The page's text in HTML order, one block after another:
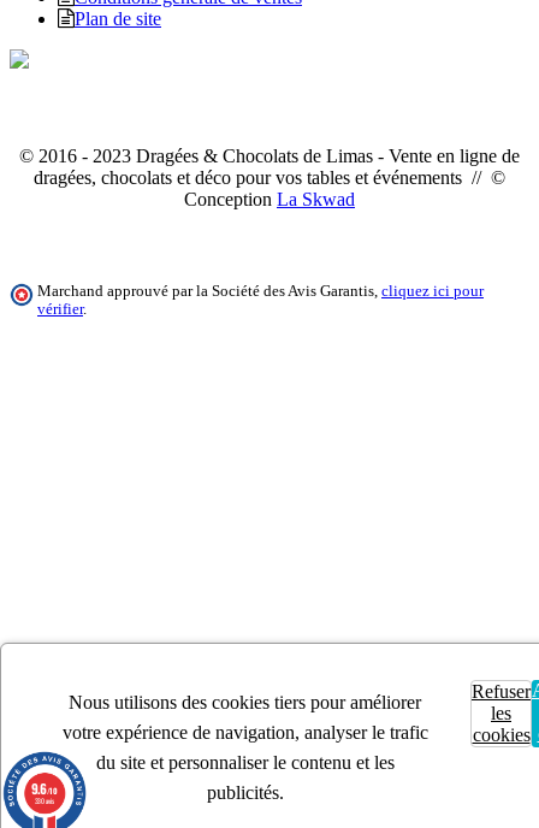
Plan de site
© 2016 - 2023 Dragées & Chocolats de Limas - Vente en ligne de
dragées, chocolats et déco pour vos tables et événements // ©
Conception La Skwad
Marchand approuvé par la Société des Avis Garantis, cliquez ici pour
vérifier.
Nous utilisons des cookies tiers pour améliorer
votre expérience de navigation, analyser le trafic
du site et personnaliser le contenu et les
publicités.
Refuser
les
cookies
9.6/10
330 avis